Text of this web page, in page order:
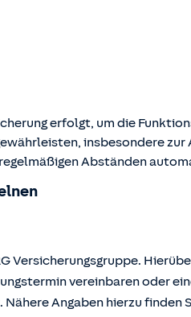
erfolgt, um die
insbesondere zur
Abständen
Versicherungsgruppe.
vereinbaren oder
Angaben hierzu finden